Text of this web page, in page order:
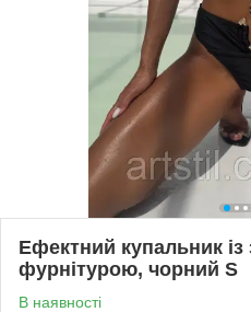
Ефектний купальник
фурнітурою, чорний S
В наявності